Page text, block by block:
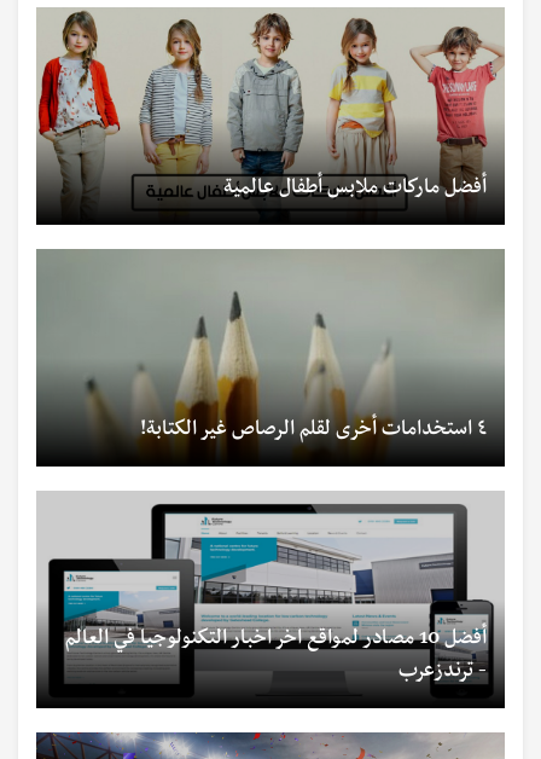
أفضل ماركات ملابس أطفال عالمية
٤ استخدامات أخرى لقلم الرصاص غير الكتابة!
أفضل 10 مصادر لمواقع اخر اخبار التكنولوجيا في العالم
- ترندزعرب